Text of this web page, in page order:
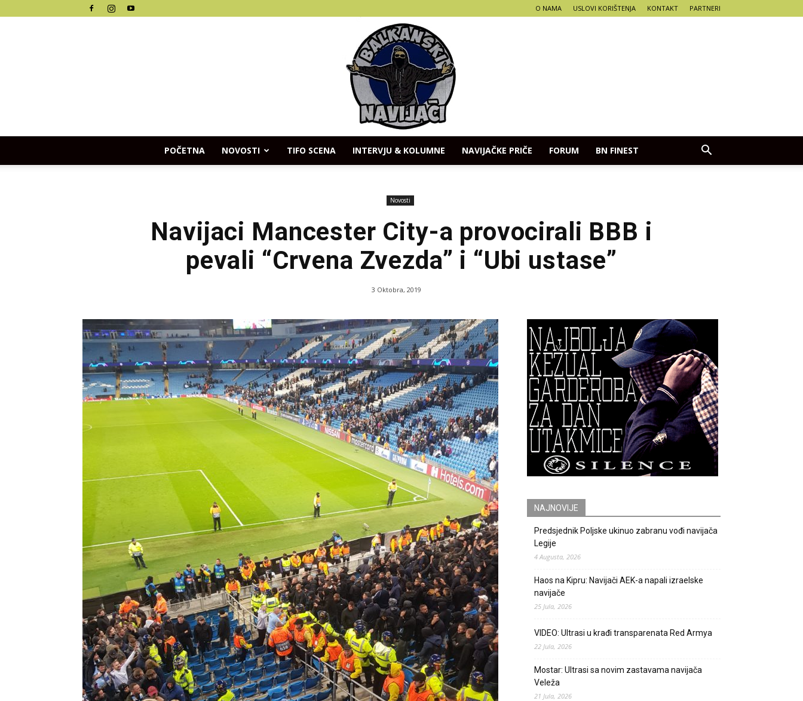
O NAMA USLOVI KORIŠTENJA KONTAKT PARTNERI
Navijaci
POČETNA NOVOSTI TIFO SCENA INTERVJU & KOLUMNE NAVIJAČKE PRIČE FORUM BN FINEST
Novosti
Navijaci Mancester City-a provocirali BBB i
pevali “Crvena Zvezda” i “Ubi ustase”
3 Oktobra, 2019
NAJNOVIJE
Predsjednik Poljske ukinuo zabranu vođi navijača
Legije
4 Augusta, 2026
Haos na Kipru: Navijači AEK-a napali izraelske
navijače
25 Jula, 2026
VIDEO: Ultrasi u krađi transparenata Red Armya
22 Jula, 2026
Mostar: Ultrasi sa novim zastavama navijača
Veleža
21 Jula, 2026